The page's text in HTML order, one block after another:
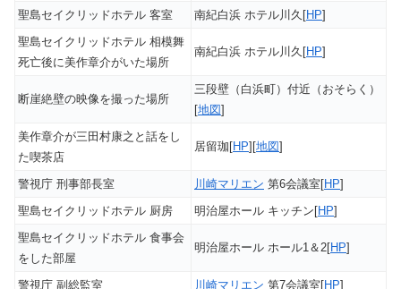
聖島セイクリッドホテル 客室 南紀白浜 ホテル川久[HP]
聖島セイクリッドホテル 相模舞
死亡後に美作章介がいた場所
南紀白浜 ホテル川久[HP]
断崖絶壁の映像を撮った場所
三段壁（白浜町）付近（おそらく）
[地図]
美作章介が三田村康之と話をし
た喫茶店
居留珈[HP][地図]
警視庁 刑事部長室 川崎マリエン 第6会議室[HP]
聖島セイクリッドホテル 厨房
明治屋ホール キッチン[HP]
聖島セイクリッドホテル 食事会
をした部屋
明治屋ホール ホール1＆2[HP]
警視庁 副総監室 川崎マリエン 第7会議室[HP]